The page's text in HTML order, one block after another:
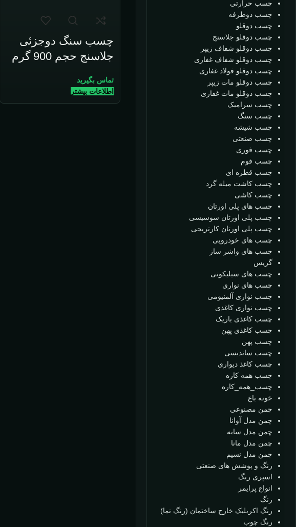
چسب حرارتی
چسب دوطرفه
چسب دوقلو
چسب دوقلو جلاسنج
چسب دوقلو شفاف زیپر
چسب دوقلو شفاف غفاری
چسب دوقلو فولاد غفاری
چسب دوقلو مات زیپر
چسب دوقلو مات غفاری
چسب سرامیک
چسب سنگ
چسب شیشه
چسب صنعتی
چسب فوری
چسب فوم
چسب قطره ای
چسب کاشت میله گرد
چسب کاشی
چسب های پلی اورتان
چسب پلی اورتان سوسیسی
چسب پلی اورتان کارتریجی
چسب های خودرویی
چسب های واشر ساز
گریس
چسب های سیلیکونی
چسب های نواری
چسب نواری آلمنیومی
چسب نواری کاغذی
چسب کاغذی باریک
چسب کاغذی پهن
چسب پهن
چسب ساندیسی
چسب کاغذ دیواری
چسب همه کاره
چسب_همه_کاره
خونه باغ
چمن مصنوعی
چمن مدل آوانا
چمن مدل سایه
چمن مدل مانا
چمن مدل نسیم
رنگ و پوشش های صنعتی
اسپری رنگ
انواع پرایمر
رنگ
رنگ اکریلیک خارج ساختمان (رنگ نما)
رنگ چوب
چسب سنگ دوجزئی
جلاسنج حجم 900 گرم
تماس بگیرید
اطلاعات بیشتر